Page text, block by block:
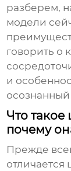
разберем,
модели
говорить о
и
Что
почему
Прежде
отличается